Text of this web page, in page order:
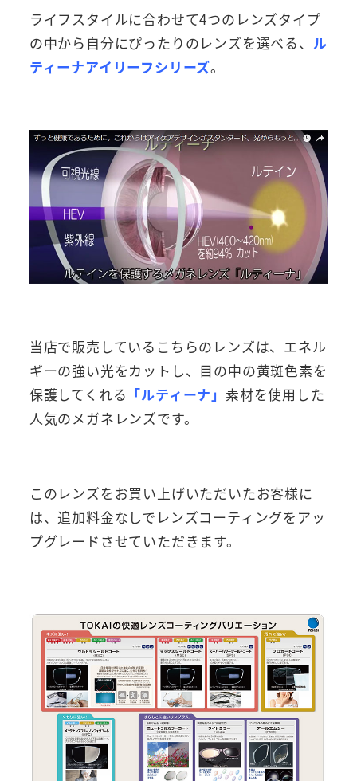
ライフスタイルに合わせて4つのレンズタイプ
の中から自分にぴったりのレンズを選べる、 ル
ティーナアイリーフシリーズ。
当店で販売しているこちらのレンズは、エネル
ギーの強い光をカットし、目の中の黄斑色素を
保護してくれる 「ルティーナ」 素材を使用した
人気のメガネレンズです。
このレンズをお買い上げいただいたお客様に
は、追加料金なしでレンズコーティングをアッ
プグレードさせていただきます。